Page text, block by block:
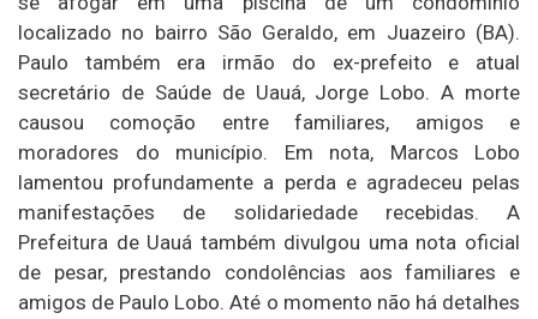
localizado no bairro São Geraldo, em Juazeiro (BA).
Paulo também era irmão do ex-prefeito e atual
secretário de Saúde de Uauá, Jorge Lobo. A morte
causou comoção entre familiares, amigos e
moradores do município. Em nota, Marcos Lobo
lamentou profundamente a perda e agradeceu pelas
manifestações de solidariedade recebidas. A
Prefeitura de Uauá também divulgou uma nota oficial
de pesar, prestando condolências aos familiares e
amigos de Paulo Lobo. Até o momento não há detalhes